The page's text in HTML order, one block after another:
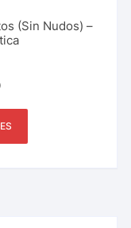
(Sin Nudos) –